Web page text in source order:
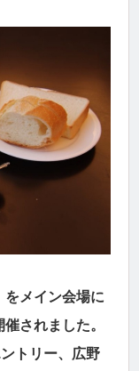
メイン会場に
されました。
トリー、広野